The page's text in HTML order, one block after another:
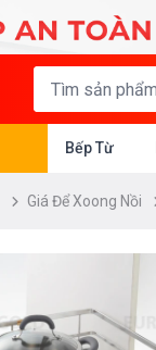
Bếp Từ
Giá Để Xoong Nồi